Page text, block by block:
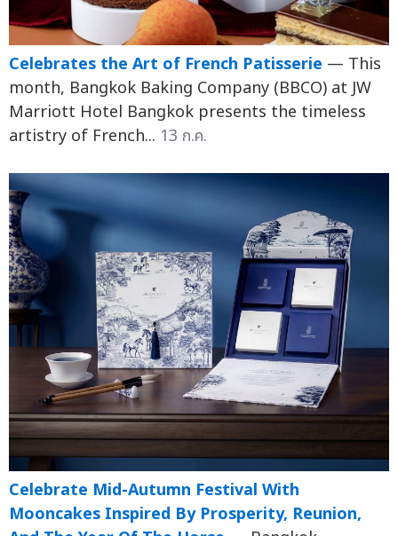
Celebrates the Art of French Patisserie — This
month, Bangkok Baking Company (BBCO) at JW
Marriott Hotel Bangkok presents the timeless
artistry of French... 13 ก.ค.
Celebrate Mid-Autumn Festival With
Mooncakes Inspired By Prosperity, Reunion,